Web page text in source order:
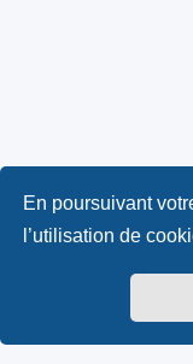
En poursuivant
l’utilisation de